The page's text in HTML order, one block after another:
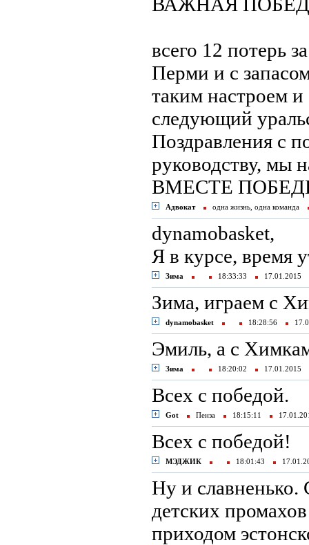
всего 12 потерь
Перми и с
таким настроем
следующий
Поздравления с
руководству, мы
ВМЕСТЕ
Адвокат одна жизнь, одна команда
dynamobasket,
Я в курсе, время
Зима 18:33:33 17.01.2015
Зима, играем с
dynamobasket 18:28:56
Эмиль, а с
Зима 18:20:02 17.01.2015
Всех с победой.
Got Пенза 18:15:11
Всех с победой!
МЭДЖИК 18:01:43
Ну и славненько.
детских
приходом